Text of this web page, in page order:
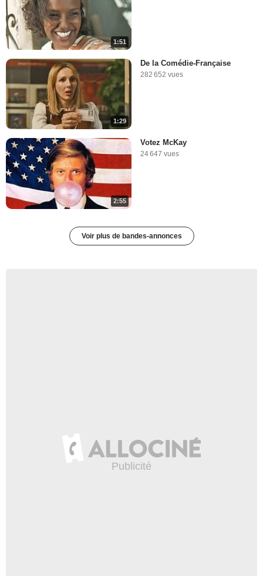
1:51
1:29
De la Comédie-Française
282 652 vues
2:55
Votez McKay
24 647 vues
Voir plus de bandes-annonces